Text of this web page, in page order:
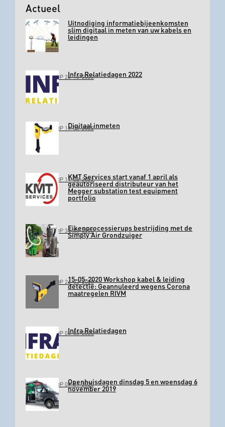
Actueel
Uitnodiging informatiebijeenkomsten
slim digitaal in meten van uw kabels en
leidingen
GEPLAATST OP 26-10-2022Infra Relatiedagen 2022
GEPLAATST OP 11-03-2022Digitaal inmeten
GEPLAATST OP 11-03-2022KMT Services start vanaf 1 april als
geautoriseerd distributeur van het
Megger substation test equipment
portfolio
GEPLAATST OP 31-03-2020Eikenprocessierups bestrijding met de
Simply Air Grondzuiger
GEPLAATST OP 26-03-202015-05-2020 Workshop kabel & leiding
detectie: Geannuleerd wegens Corona
maatregelen RIVM
GEPLAATST OP 04-03-2020Infra Relatiedagen
GEPLAATST OP 09-01-2020Openhuisdagen dinsdag 5 en woensdag 6
november 2019